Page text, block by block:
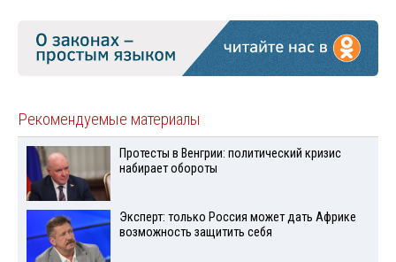
Рекомендуемые материалы
Протесты в Венгрии: политический кризис
набирает обороты
Эксперт: только Россия может дать Африке
возможность защитить себя